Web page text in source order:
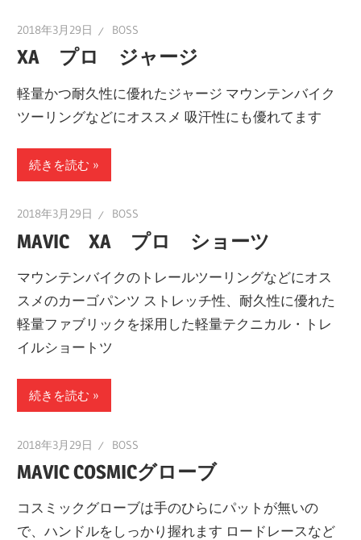
2018年3月29日 BOSS
XA プロ ジャージ
軽量かつ耐久性に優れたジャージ マウンテンバイク
ツーリングなどにオススメ 吸汗性にも優れてます
続きを読む
2018年3月29日 BOSS
MAVIC XA プロ ショーツ
マウンテンバイクのトレールツーリングなどにオス
スメのカーゴパンツ ストレッチ性、耐久性に優れた
軽量ファブリックを採用した軽量テクニカル・トレ
イルショートツ
続きを読む
2018年3月29日 BOSS
MAVIC COSMICグローブ
コスミックグローブは手のひらにパットが無いの
で、ハンドルをしっかり握れます ロードレースなど